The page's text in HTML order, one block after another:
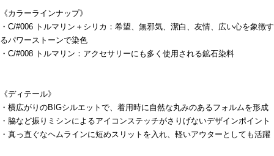
《カラーラインナップ》
・C/#006 トルマリン＋シリカ：希望、無邪気、潔白、友情、広い心を象徴す
るパワーストーンで染色
・C/#008 トルマリン：アクセサリーにも多く使用される鉱石染料
《ディテール》
・横広がりのBIGシルエットで、着用時に自然な丸みのあるフォルムを形成
・脇など振りミシンによるアイコンステッチがさりげないデザインポイント
・真っ直ぐなヘムラインに短めスリットを入れ、軽いアウターとしても活躍